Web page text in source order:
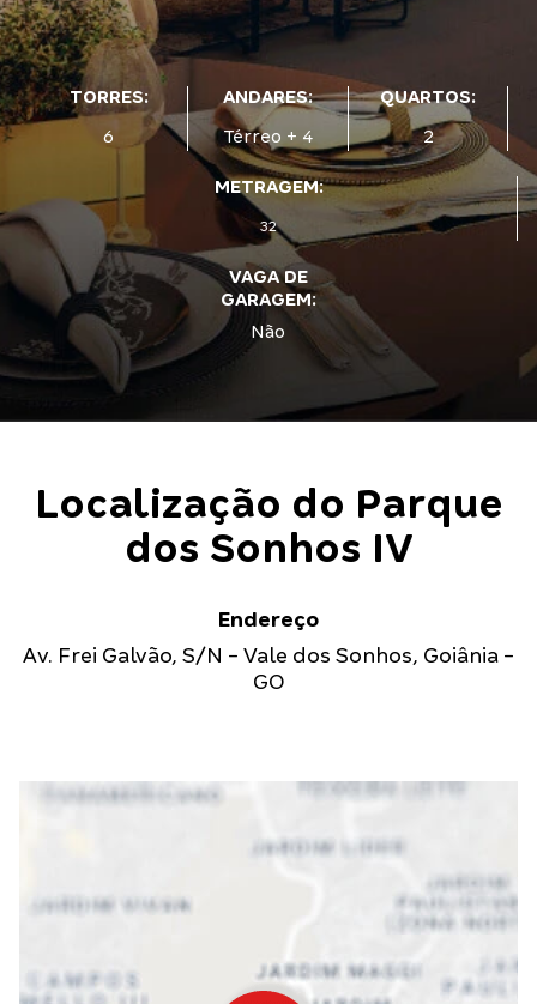
TORRES:
6
ANDARES:
Térreo + 4
QUARTOS:
2
METRAGEM:
32
VAGA DE
GARAGEM:
Não
Localização do Parque
dos Sonhos IV
Endereço
Av. Frei Galvão, S/N - Vale dos Sonhos, Goiânia -
GO